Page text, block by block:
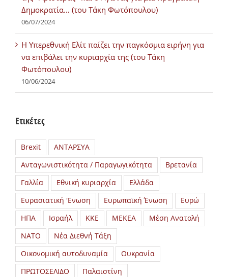
Δημοκρατία… (του Τάκη Φωτόπουλου)
06/07/2024
H Υπερεθνική Ελίτ παίζει την παγκόσμια ειρήνη για
να επιβάλει την κυριαρχία της (του Τάκη
Φωτόπουλου)
10/06/2024
Ετικέτες
Brexit
ΑΝΤΑΡΣΥΑ
Ανταγωνιστικότητα / Παραγωγικότητα
Βρετανία
Γαλλία
Εθνική κυριαρχία
Ελλάδα
Ευρασιατική 'Ενωση
Ευρωπαϊκή Ένωση
Ευρώ
ΗΠΑ
Ισραήλ ΚΚΕ ΜΕΚΕΑ
Μέση Ανατολή
ΝΑΤΟ
Νέα Διεθνή Τάξη
Οικονομική αυτοδυναμία
Ουκρανία
ΠΡΩΤΟΣΕΛΙΔΟ
Παλαιστίνη